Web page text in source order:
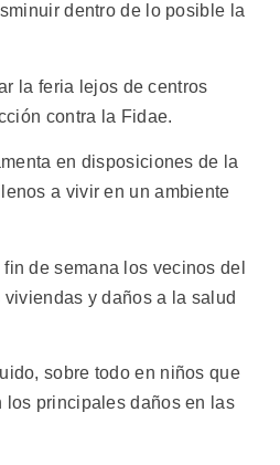
dentro de lo posible la
la feria lejos de centros
contra la Fidae.
en disposiciones de la
a vivir en un ambiente
de semana los vecinos del
y daños a la salud
sobre todo en niños que
los principales daños en las